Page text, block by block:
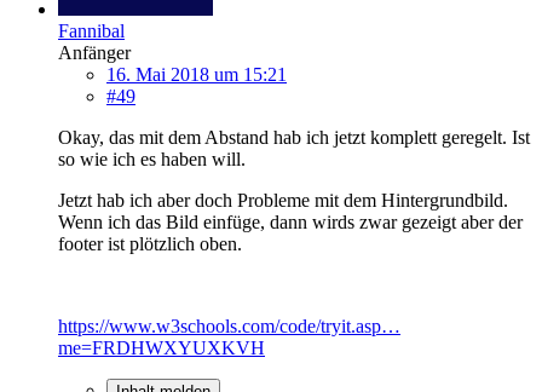
Fannibal
Anfänger
16. Mai 2018 um 15:21
#49
Okay, das mit dem Abstand hab ich jetzt komplett geregelt. Ist
so wie ich es haben will.
Jetzt hab ich aber doch Probleme mit dem Hintergrundbild.
Wenn ich das Bild einfüge, dann wirds zwar gezeigt aber der
footer ist plötzlich oben.
https://www.w3schools.com/code/tryit.asp…
me=FRDHWXYUXKVH